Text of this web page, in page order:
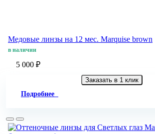
Медовые линзы на 12 мес. Marquise brown
в наличии
5 000 ₽
Заказать в 1 клик
Подробнее